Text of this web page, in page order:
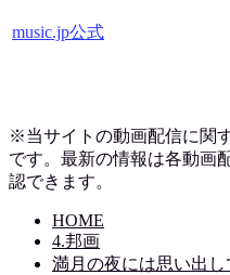
music.jp公式
※当サイトの動画配信に関
です。最新の情報は各動画
認できます。
HOME
4.邦画
満月の夜には思い出し